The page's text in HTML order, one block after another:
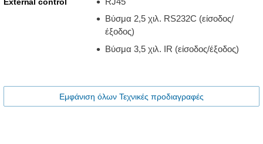
Βύσμα 2,5 χιλ. RS232C (είσοδος/
έξοδος)
Βύσμα 3,5 χιλ. IR (είσοδος/έξοδος)
Εμφάνιση όλων Τεχνικές προδιαγραφές